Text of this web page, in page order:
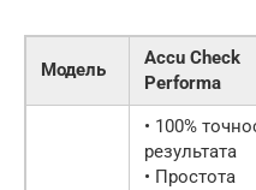
Модель
Accu Check
Performa
• 100%
результата
• Простота